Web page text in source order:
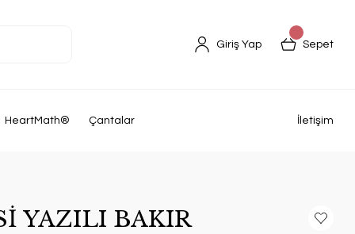
Giriş Yap Sepet
HeartMath® Çantalar İletişim
YAZILI BAKIR